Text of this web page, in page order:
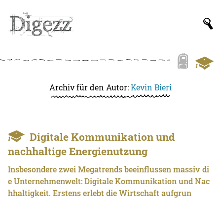
Archiv für den Autor:Kevin Bieri
Digitale Kommunikation und
nachhaltige Energienutzung
Insbesondere zwei Megatrends beeinflussen massiv di
e Unternehmenwelt: Digitale Kommunikation und Nac
hhaltigkeit. Erstens erlebt die Wirtschaft aufgrun